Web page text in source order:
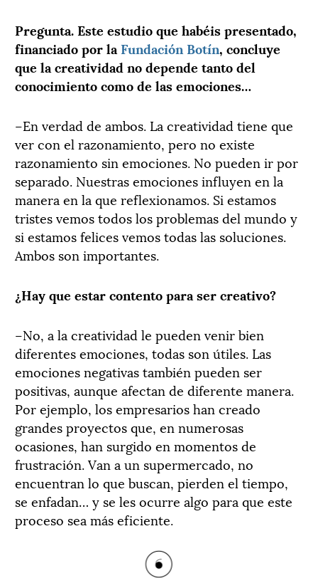
Pregunta. Este estudio que habéis presentado,
financiado por la Fundación Botín, concluye
que la creatividad no depende tanto del
conocimiento como de las emociones…
–En verdad de ambos. La creatividad tiene que
ver con el razonamiento, pero no existe
razonamiento sin emociones. No pueden ir por
separado. Nuestras emociones influyen en la
manera en la que reflexionamos. Si estamos
tristes vemos todos los problemas del mundo y
si estamos felices vemos todas las soluciones.
Ambos son importantes.
¿Hay que estar contento para ser creativo?
–No, a la creatividad le pueden venir bien
diferentes emociones, todas son útiles. Las
emociones negativas también pueden ser
positivas, aunque afectan de diferente manera.
Por ejemplo, los empresarios han creado
grandes proyectos que, en numerosas
ocasiones, han surgido en momentos de
frustración. Van a un supermercado, no
encuentran lo que buscan, pierden el tiempo,
se enfadan… y se les ocurre algo para que este
proceso sea más eficiente.